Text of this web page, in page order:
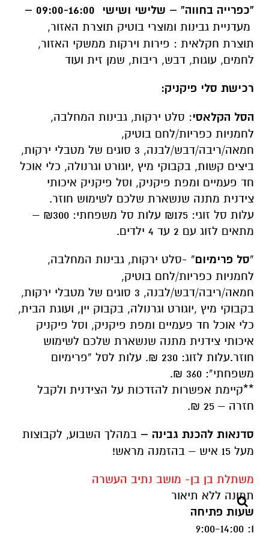
“כפרייה בחווה” – שלישי ושישי 09:00-16:00 –
מעדניית גבינות ומוצרי בוטיק תוצרת האזור,
תוצרת חקלאית : פירות וירקות ממשקי האזור,
לחמים, עוגות, דבש, ריבות, שמן זית ועוד
רכישת סלי פיקניק:
הסל הקלאסי: סלט ירקות, גבינות המחלבה,
לחמניות כפריות/לחם בוטיק,
חמאה/ריבה/דבש/לבנה, 3 סוגים של מטבלי ירקות,
ביצים קשות, בקבוקי מיץ ,יוגורט וגרנולה, כלי אוכל
חד פעמיים ומפת פיקניק, וסל פיקניק איכותי
צידנית מתנה שנשארת שלכם לשימוש חוזר.
עלות סל זוגי: ₪175 עלות סל משפחתי: ₪300 –
מתאים לזוג עם 2 עד 4 ילדים.
“סל פרימיום” -סלט ירקות, גבינות המחלבה,
לחמניות כפריות/לחם בוטיק,
חמאה/ריבה/דבש/לבנה, 3 סוגים של מטבלי ירקות,
בקבוקי מיץ ,יוגורט וגרנולה, בקבוק יין, ועוגת הבית,
כלי אוכל חד פעמיים ומפת פיקניק, וסל פיקניק
איכותי צידנית מתנה שנשארת שלכם לשימוש
חוזר.עלות לזוג: 230 ₪. עלות לסל “פרימיום
משפחתי”: 360 ₪.
**קיימת אפשרות להזדכות על הצידנית ולקבל
חזרה – 25 ₪.
סדנאות להכנת גבינה – במהלך השבוע, לקבוצות
מעל 15 איש – בהזמנה מראש!
משתלת בן בן- מושב נתיב העשרה
שעות פתיחה
ו: 9:00-14:00